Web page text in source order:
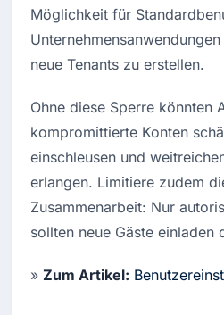
Möglichkeit für
neue Tenants zu erstellen.
Ohne diese Sperre könnten
kompromittierte Konten
einschleusen und
erlangen. Limitiere zudem
Zusammenarbeit: Nur
sollten neue Gäste einladen
» Zum Artikel: